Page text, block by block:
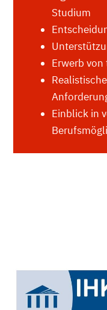
Studium
Erwerb
Einblick in